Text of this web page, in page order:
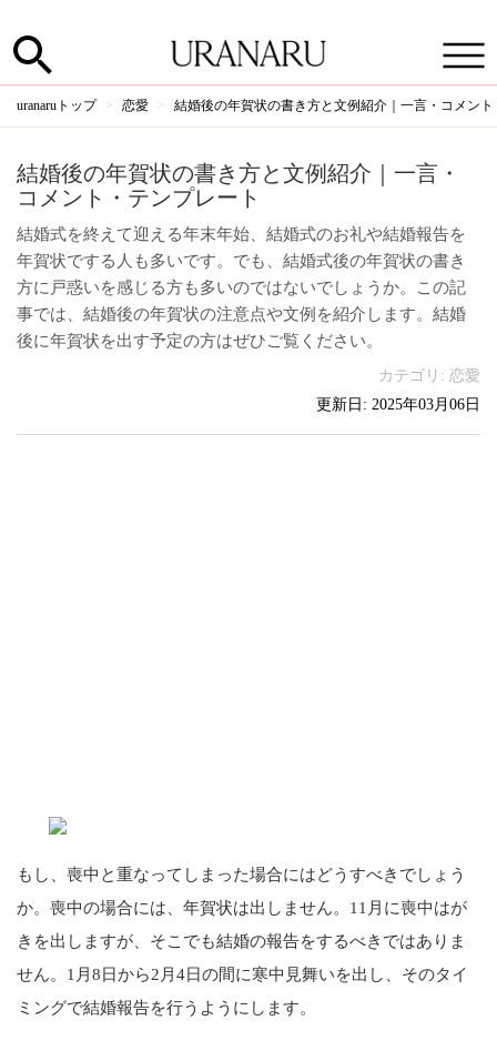
uranaruトップ 恋愛 結婚後の年賀状の書き方と文例紹介｜一言・コメン
結婚後の年賀状の書き方と文例紹介｜一言・
コメント・テンプレート
結婚式を終えて迎える年末年始、結婚式のお礼や結婚報告を
年賀状でする人も多いです。でも、結婚式後の年賀状の書き
方に戸惑いを感じる方も多いのではないでしょうか。この記
事では、結婚後の年賀状の注意点や文例を紹介します。結婚
後に年賀状を出す予定の方はぜひご覧ください。
カテゴリ: 恋愛
更新日: 2025年03月06日
もし、喪中と重なってしまった場合にはどうすべきでしょう
か。喪中の場合には、年賀状は出しません。11月に喪中はが
きを出しますが、そこでも結婚の報告をするべきではありま
せん。1月8日から2月4日の間に寒中見舞いを出し、そのタイ
ミングで結婚報告を行うようにします。